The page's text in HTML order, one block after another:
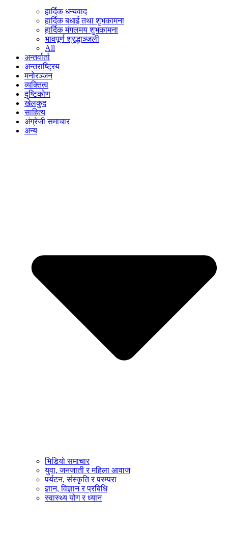
हार्दिक धन्यवाद
हार्दिक बधाई तथा शुभकामना
हार्दिक मंगलमय शुभकामना
भावपूर्ण श्रद्धाञ्जली
All
अन्तर्वार्ता
अन्तराष्ट्रिय
मनोरञ्जन
व्यक्तित्व
दृष्टिकोण
खेलकुद
साहित्य
अंग्रेजी समाचार
अन्य
भिडियो समाचार
युवा, जनजाती र महिला आवाज
पर्यटन, संस्कृति र परम्परा
ज्ञान, विज्ञान र प्रबिधि
स्वास्थ्य योग र ध्यान